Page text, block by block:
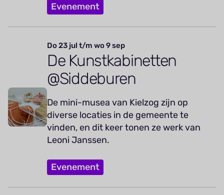
Evenement
Do 23 jul t/m wo 9 sep
De Kunstkabinetten
@Siddeburen
De mini-musea van Kielzog zijn op
diverse locaties in de gemeente te
vinden, en dit keer tonen ze werk van
Leoni Janssen.
Evenement